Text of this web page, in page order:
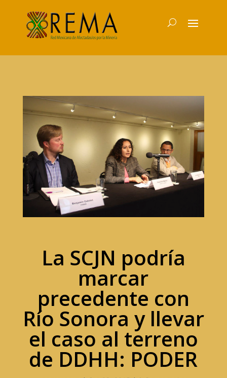
La SCJN podría
marcar
precedente con
Río Sonora y llevar
el caso al terreno
de DDHH: PODER